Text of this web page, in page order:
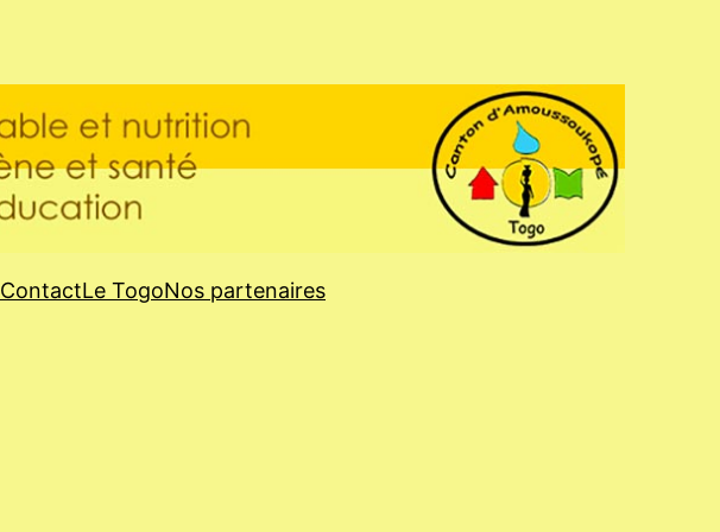
ContactLe TogoNos partenaires